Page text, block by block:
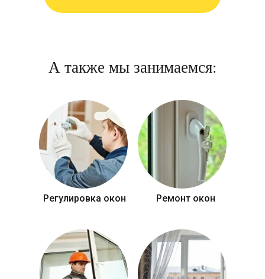
А также мы занимаемся:
Регулировка окон Ремонт окон